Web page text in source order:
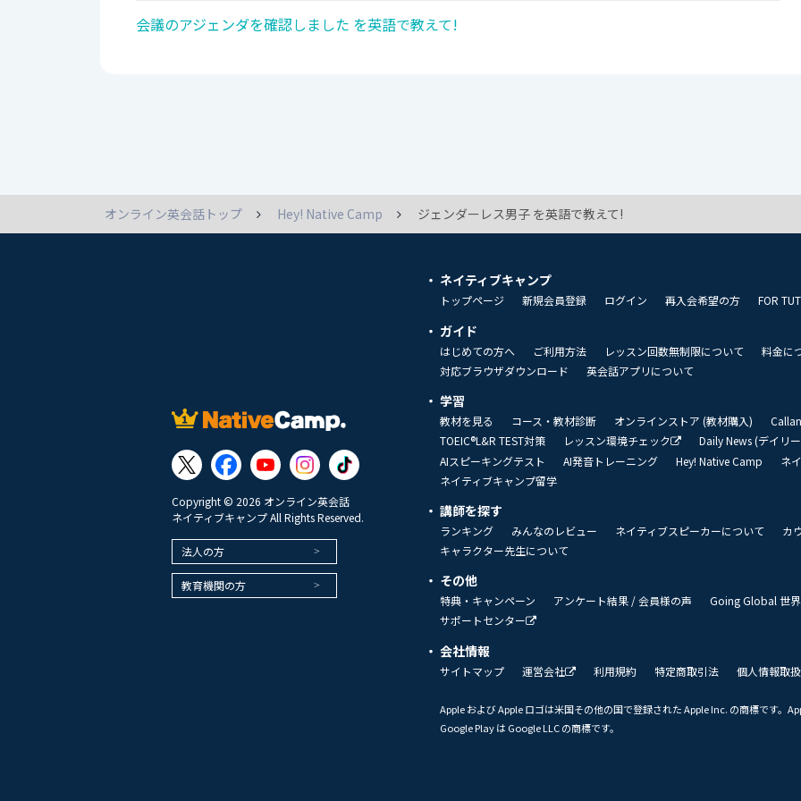
会議のアジェンダを確認しました を英語で教えて!
オンライン英会話トップ Hey! Native Camp ジェンダーレス男子 を英語で教えて!
Copyright © 2026 オンライン英会話
ネイティブキャンプ All Rights Reserved.
法人の方
教育機関の方
ネイティブキャンプ
トップページ 新規会員登録 ログイン 再入会希望の方 FOR
ガイド
はじめての方へ ご利用方法 レッスン回数無制限について 料金に
対応ブラウザダウンロード
英会話アプリについて
学習
教材を見る コース・教材診断 オンラインストア (教材購入)
TOEIC®L&R TEST対策
レッスン環境チェック Daily News (デイリ
AIスピーキングテスト
AI発音トレーニング Hey! Native Camp ネ
ネイティブキャンプ留学
講師を探す
ランキング みんなのレビュー ネイティブスピーカーについて
カ
キャラクター先生について
その他
特典・キャンペーン アンケート結果 / 会員様の声 Going Global 世
サポートセンター
会社情報
サイトマップ 運営会社 利用規約 特定商取引法 個人情報取
Apple および Apple ロゴは米国その他の国で登録された Apple Inc. の商標です。
Google Play は Google LLC の商標です。